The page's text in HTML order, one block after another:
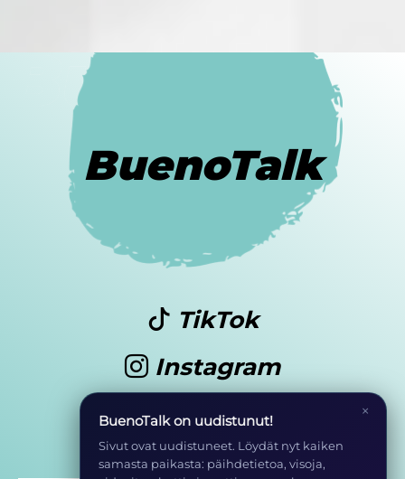
BuenoTalk
TikTok
Instagram
Youtube
×
BuenoTalk on uudistunut!
Sivut ovat uudistuneet. Löydät nyt kaiken
samasta paikasta: päihdetietoa, visoja,